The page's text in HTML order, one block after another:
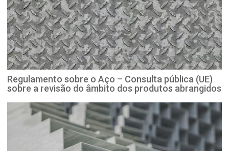
Regulamento sobre o Aço – Consulta pública (UE)
sobre a revisão do âmbito dos produtos abrangidos